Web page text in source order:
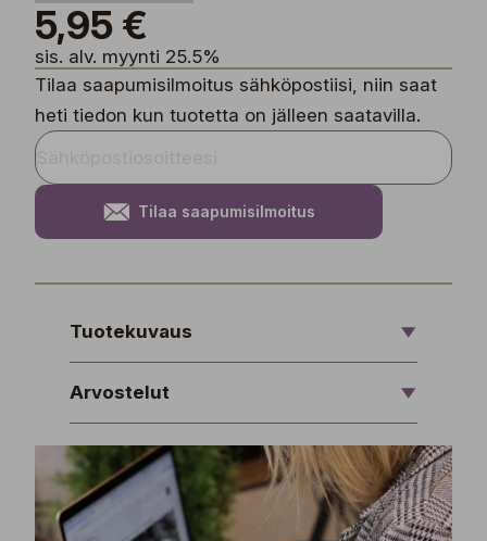
5,95 €
sis. alv. myynti 25.5%
Tilaa saapumisilmoitus sähköpostiisi, niin saat
heti tiedon kun tuotetta on jälleen saatavilla.
Tilaa saapumisilmoitus
Tuotekuvaus
Arvostelut